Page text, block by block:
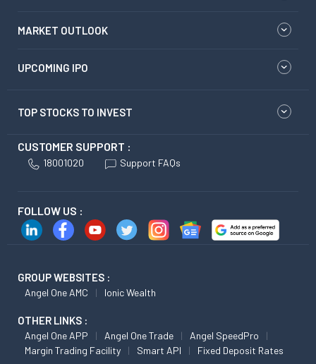
MARKET OUTLOOK
UPCOMING IPO
TOP STOCKS TO INVEST
CUSTOMER SUPPORT :
18001020 Support FAQs
FOLLOW US :
GROUP WEBSITES :
Angel One AMC Ionic Wealth
OTHER LINKS :
Angel One APP Angel One Trade
Angel SpeedPro
Margin Trading Facility
Smart API Fixed Deposit Rates